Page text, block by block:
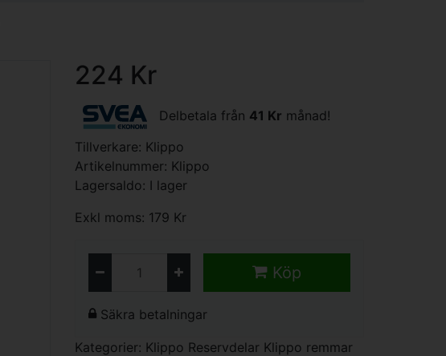
224 Kr
Delbetala från 41 Kr månad!
Tillverkare: Klippo
Artikelnummer: Klippo
Lagersaldo: I lager
Exkl moms: 179 Kr
Köp
Säkra betalningar
Kategorier: Klippo Reservdelar Klippo remmar